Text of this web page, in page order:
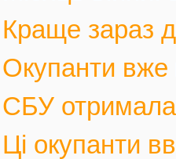
Краще зараз
Окупанти вже
СБУ отримала
Ці окупанти